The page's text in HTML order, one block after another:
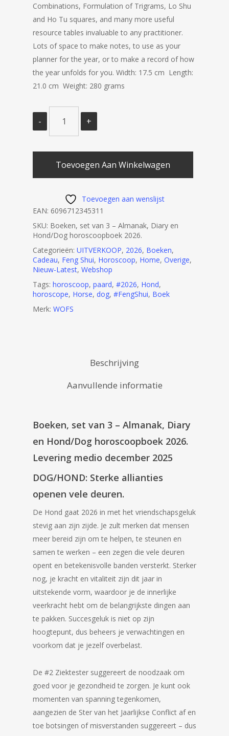
Combinations, Formulation of Trigrams, Lo Shu
and Ho Tu squares, and many more useful
resource tables invaluable to any practitioner.
Lots of space to make notes, to use as your
planner for the year, or to make a record of how
the year unfolds for you. Width: 17.5 cm Length:
21.0 cm Weight: 280 grams
Toevoegen Aan Winkelwagen
Toevoegen aan wenslijst
EAN: 6096712345311
SKU: Boeken, set van 3 – Almanak, Diary en
Hond/Dog horoscoopboek 2026.
Categorieën: UITVERKOOP, 2026, Boeken,
Cadeau, Feng Shui, Horoscoop, Home, Overige,
Nieuw-Latest, Webshop
Tags: horoscoop, paard, #2026, Hond,
horoscope, Horse, dog, #FengShui, Boek
Merk: WOFS
Beschrijving
Aanvullende informatie
Boeken, set van 3 – Almanak, Diary
en Hond/Dog horoscoopboek 2026.
Levering medio december 2025
DOG/HOND: Sterke allianties
openen vele deuren.
De Hond gaat 2026 in met het vriendschapsgeluk
stevig aan zijn zijde. Je zult merken dat mensen
meer bereid zijn om te helpen, te steunen en
samen te werken – een zegen die vele deuren
opent en betekenisvolle banden versterkt. Sterker
nog, je kracht en vitaliteit zijn dit jaar in
uitstekende vorm, waardoor je de innerlijke
veerkracht hebt om de belangrijkste dingen aan
te pakken. Succesgeluk is niet op zijn
hoogtepunt, dus beheers je verwachtingen en
voorkom dat je jezelf overbelast.
De #2 Ziektester suggereert de noodzaak om
goed voor je gezondheid te zorgen. Je kunt ook
momenten van spanning tegenkomen,
aangezien de Ster van het Jaarlijkse Conflict af en
toe botsingen of misverstanden suggereert – dus